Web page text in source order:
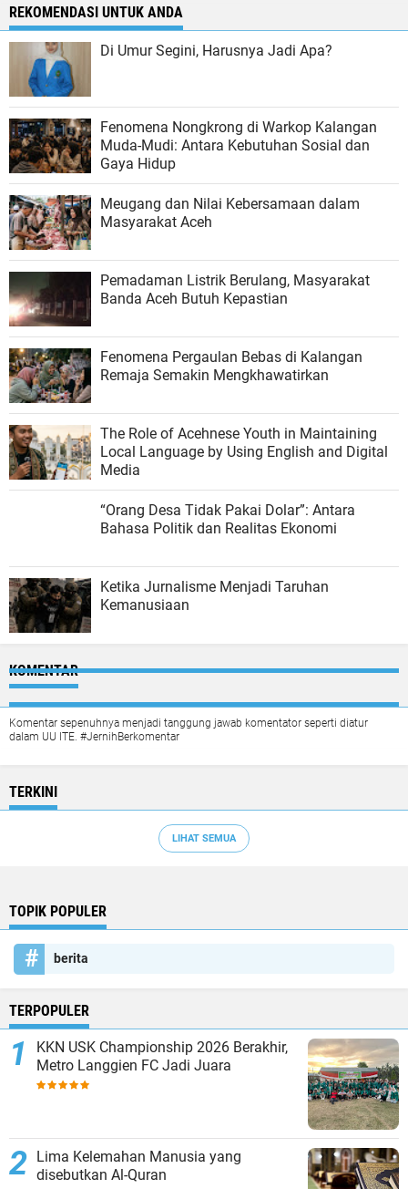
REKOMENDASI UNTUK ANDA
Di Umur Segini, Harusnya Jadi Apa?
Fenomena Nongkrong di Warkop Kalangan
Muda-Mudi: Antara Kebutuhan Sosial dan
Gaya Hidup
Meugang dan Nilai Kebersamaan dalam
Masyarakat Aceh
Pemadaman Listrik Berulang, Masyarakat
Banda Aceh Butuh Kepastian
Fenomena Pergaulan Bebas di Kalangan
Remaja Semakin Mengkhawatirkan
The Role of Acehnese Youth in Maintaining
Local Language by Using English and Digital
Media
“Orang Desa Tidak Pakai Dolar”: Antara
Bahasa Politik dan Realitas Ekonomi
Ketika Jurnalisme Menjadi Taruhan
Kemanusiaan
KOMENTAR
Komentar sepenuhnya menjadi tanggung jawab komentator seperti diatur
dalam UU ITE. #JernihBerkomentar
TERKINI
LIHAT SEMUA
TOPIK POPULER
berita
TERPOPULER
KKN USK Championship 2026 Berakhir,
Metro Langgien FC Jadi Juara
Lima Kelemahan Manusia yang
disebutkan Al-Quran